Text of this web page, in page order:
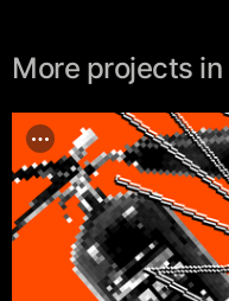
More projects in